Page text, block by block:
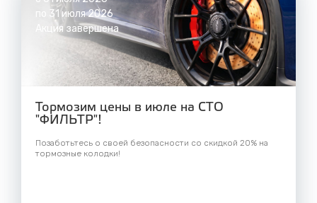
по 31 июля 2026
Акция завершена
Тормозим цены в июле на СТО
"ФИЛЬТР"!
Позаботьтесь о своей безопасности со скидкой 20% на
тормозные колодки!